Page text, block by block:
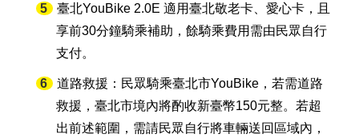
臺北YouBike 2.0E 適用臺北敬老卡、愛心卡，且
享前30分鐘騎乘補助，餘騎乘費用需由民眾自行
支付。
道路救援：民眾騎乘臺北市YouBike，若需道路
救援，臺北市境內將酌收新臺幣150元整。若超
出前述範圍，需請民眾自行將車輛送回區域內，